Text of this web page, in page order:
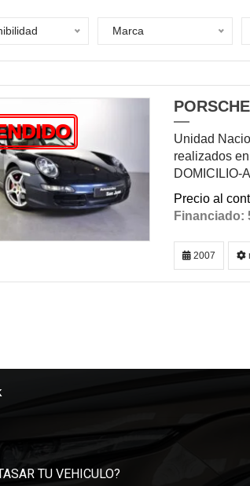
Marca
Unidad
realizados
DOMICILIO-
2007
TU VEHICULO?